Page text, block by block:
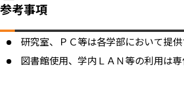
参考事項
研究室、ＰＣ等は各学部において提供
図書館使用、学内ＬＡＮ等の利用は